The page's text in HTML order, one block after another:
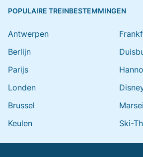
POPULAIRE TREINBESTEMMINGEN
Antwerpen
Berlijn
Parijs
Londen
Brussel
Keulen
Ski-